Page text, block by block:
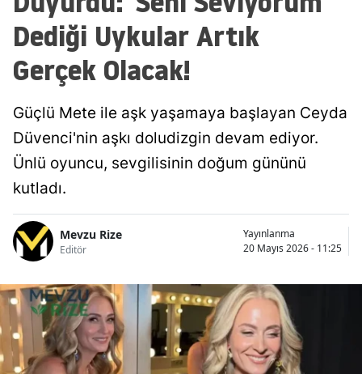
Dediği Uykular Artık
Gerçek Olacak!
Güçlü Mete ile aşk yaşamaya başlayan Ceyda
Düvenci'nin aşkı doludizgin devam ediyor.
Ünlü oyuncu, sevgilisinin doğum gününü
kutladı.
Mevzu Rize
Editör
Yayınlanma
20 Mayıs 2026 - 11:25